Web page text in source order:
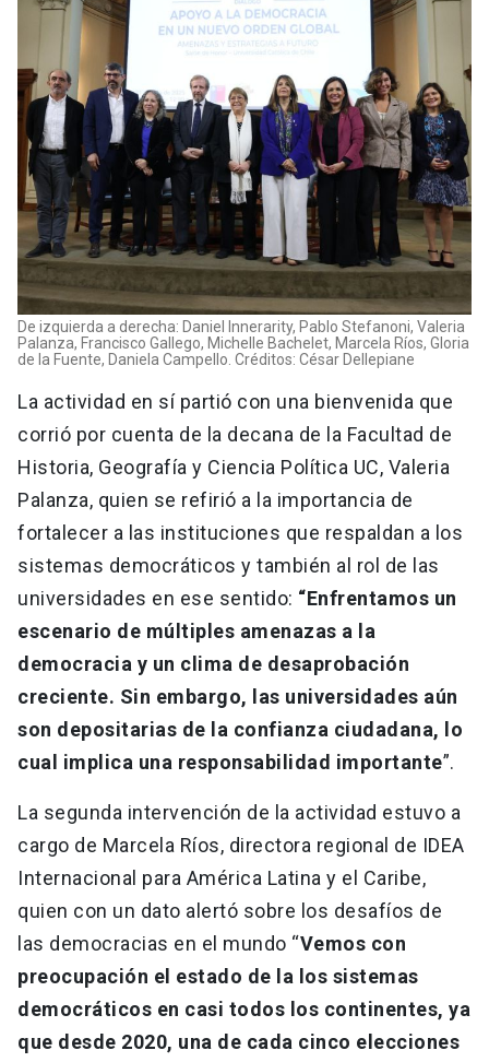
De izquierda a derecha: Daniel Innerarity, Pablo Stefanoni, Valeria
Palanza, Francisco Gallego, Michelle Bachelet, Marcela Ríos, Gloria
de la Fuente, Daniela Campello. Créditos: César Dellepiane
La actividad en sí partió con una bienvenida que
corrió por cuenta de la decana de la Facultad de
Historia, Geografía y Ciencia Política UC, Valeria
Palanza, quien se refirió a la importancia de
fortalecer a las instituciones que respaldan a los
sistemas democráticos y también al rol de las
universidades en ese sentido: “Enfrentamos un
escenario de múltiples amenazas a la
democracia y un clima de desaprobación
creciente. Sin embargo, las universidades aún
son depositarias de la confianza ciudadana, lo
cual implica una responsabilidad importante”.
La segunda intervención de la actividad estuvo a
cargo de Marcela Ríos, directora regional de IDEA
Internacional para América Latina y el Caribe,
quien con un dato alertó sobre los desafíos de
las democracias en el mundo “Vemos con
preocupación el estado de la los sistemas
democráticos en casi todos los continentes, ya
que desde 2020, una de cada cinco elecciones